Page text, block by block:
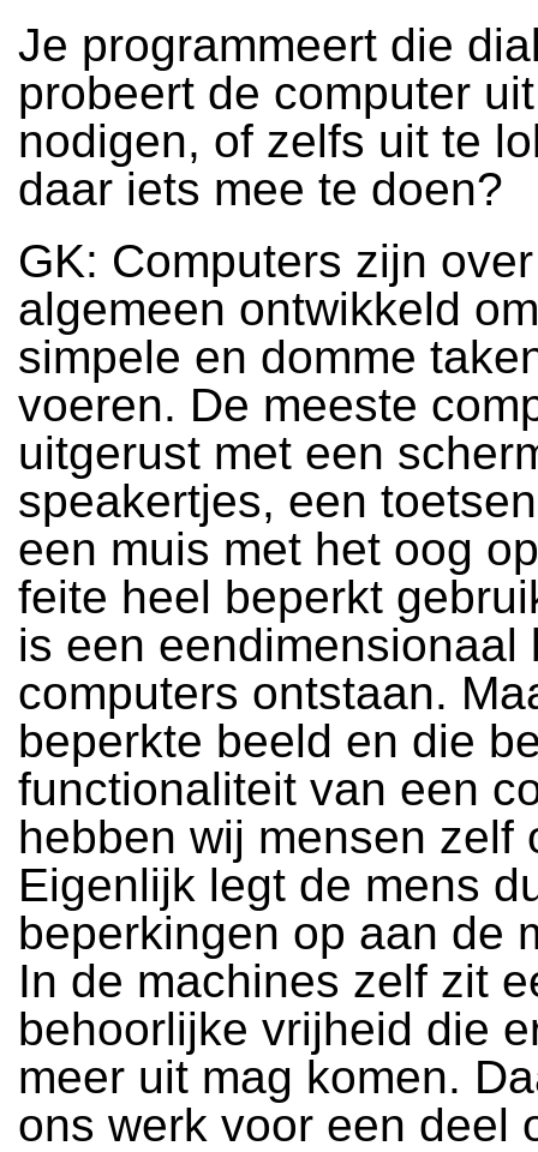
Je programmeert die
probeert de computer
nodigen, of zelfs uit te
daar iets mee te doen?
GK: Computers zijn
algemeen ontwikkeld
simpele en domme
voeren. De meeste
uitgerust met een
speakertjes, een
een muis met het oog
feite heel beperkt
is een eendimensionaal
computers ontstaan.
beperkte beeld en die
functionaliteit van een
hebben wij mensen zelf
Eigenlijk legt de mens
beperkingen op aan de
In de machines zelf zit
behoorlijke vrijheid die
meer uit mag komen.
ons werk voor een deel